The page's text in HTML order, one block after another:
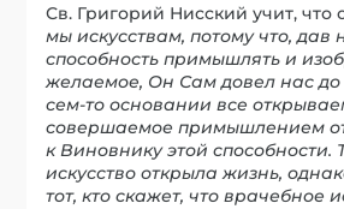
Св. Григорий Нисский учит, что
мы искусствам, потому что, дав
способность примышлять и
желаемое, Он Сам довел нас до
сем-то основании все
совершаемое примышлением
к Виновнику этой способности.
искусство открыла жизнь,
тот, кто скажет, что врачебное